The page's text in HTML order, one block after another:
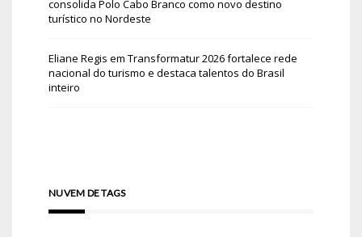
consolida Polo Cabo Branco como novo destino
turístico no Nordeste
Eliane Regis em Transformatur 2026 fortalece rede
nacional do turismo e destaca talentos do Brasil
inteiro
NUVEM DE TAGS